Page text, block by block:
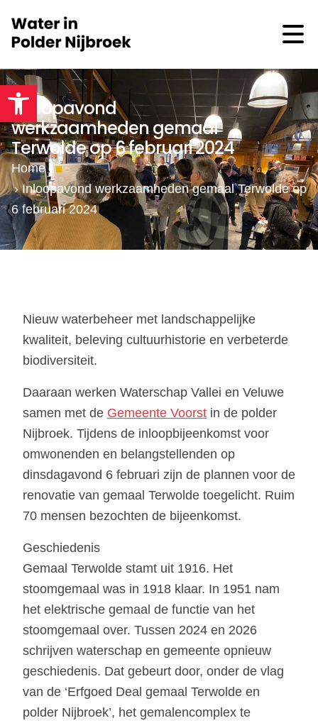
Toolbar openen
Inloopavond
werkzaamheden gemaal
Terwolde op 6 februari 2024
Home
› Inloopavond werkzaamheden gemaal Terwolde op
6 februari 2024
Nieuw waterbeheer met landschappelijke
kwaliteit, beleving cultuurhistorie en verbeterde
biodiversiteit.
Daaraan werken Waterschap Vallei en Veluwe
samen met de Gemeente Voorst in de polder
Nijbroek. Tijdens de inloopbijeenkomst voor
omwonenden en belangstellenden op
dinsdagavond 6 februari zijn de plannen voor de
renovatie van gemaal Terwolde toegelicht. Ruim
70 mensen bezochten de bijeenkomst.
Geschiedenis
Gemaal Terwolde stamt uit 1916. Het
stoomgemaal was in 1918 klaar. In 1951 nam
het elektrische gemaal de functie van het
stoomgemaal over. Tussen 2024 en 2026
schrijven waterschap en gemeente opnieuw
geschiedenis. Dat gebeurt door, onder de vlag
van de ‘Erfgoed Deal gemaal Terwolde en
polder Nijbroek’, het gemalencomplex te